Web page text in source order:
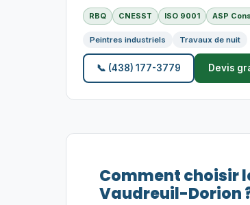
RBQ CNESST ISO 9001 ASP
Peintres industriels Travaux de nuit
📞 (438) 177-3779 Devis
Comment choisir
Vaudreuil-Dorion